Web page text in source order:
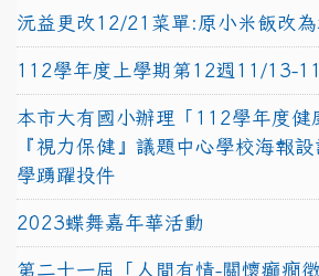
沅益更改12/21菜單:原小米飯改為
112學年度上學期第12週11/13-
本市大有國小辦理「112學年度健
『視力保健』議題中心學校海報
學踴躍投件
2023蝶舞嘉年華活動
第二十一屆「人間有情-關懷癲癇徵